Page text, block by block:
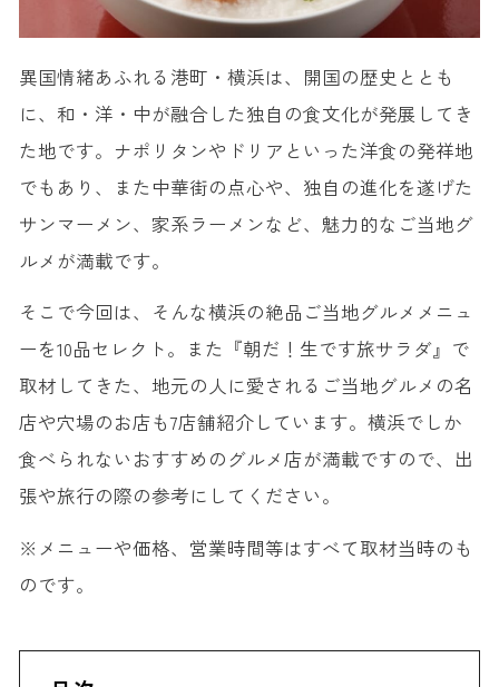
異国情緒あふれる港町・横浜は、開国の歴史ととも
に、和・洋・中が融合した独自の食文化が発展してき
た地です。ナポリタンやドリアといった洋食の発祥地
でもあり、また中華街の点心や、独自の進化を遂げた
サンマーメン、家系ラーメンなど、魅力的なご当地グ
ルメが満載です。
そこで今回は、そんな横浜の絶品ご当地グルメメニュ
ーを10品セレクト。また『朝だ！生です旅サラダ』で
取材してきた、地元の人に愛されるご当地グルメの名
店や穴場のお店も7店舗紹介しています。横浜でしか
食べられないおすすめのグルメ店が満載ですので、出
張や旅行の際の参考にしてください。
※メニューや価格、営業時間等はすべて取材当時のも
のです。